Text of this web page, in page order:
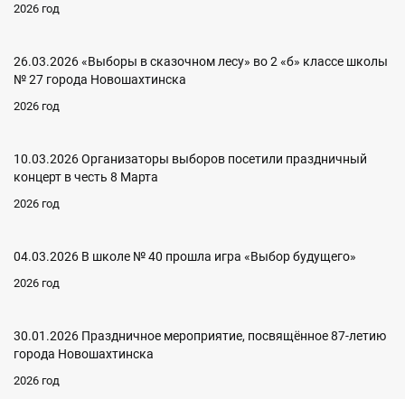
2026 год
26.03.2026 «Выборы в сказочном лесу» во 2 «б» классе школы
№ 27 города Новошахтинска
2026 год
10.03.2026 Организаторы выборов посетили праздничный
концерт в честь 8 Марта
2026 год
04.03.2026 В школе № 40 прошла игра «Выбор будущего»
2026 год
30.01.2026 Праздничное мероприятие, посвящённое 87-летию
города Новошахтинска
2026 год